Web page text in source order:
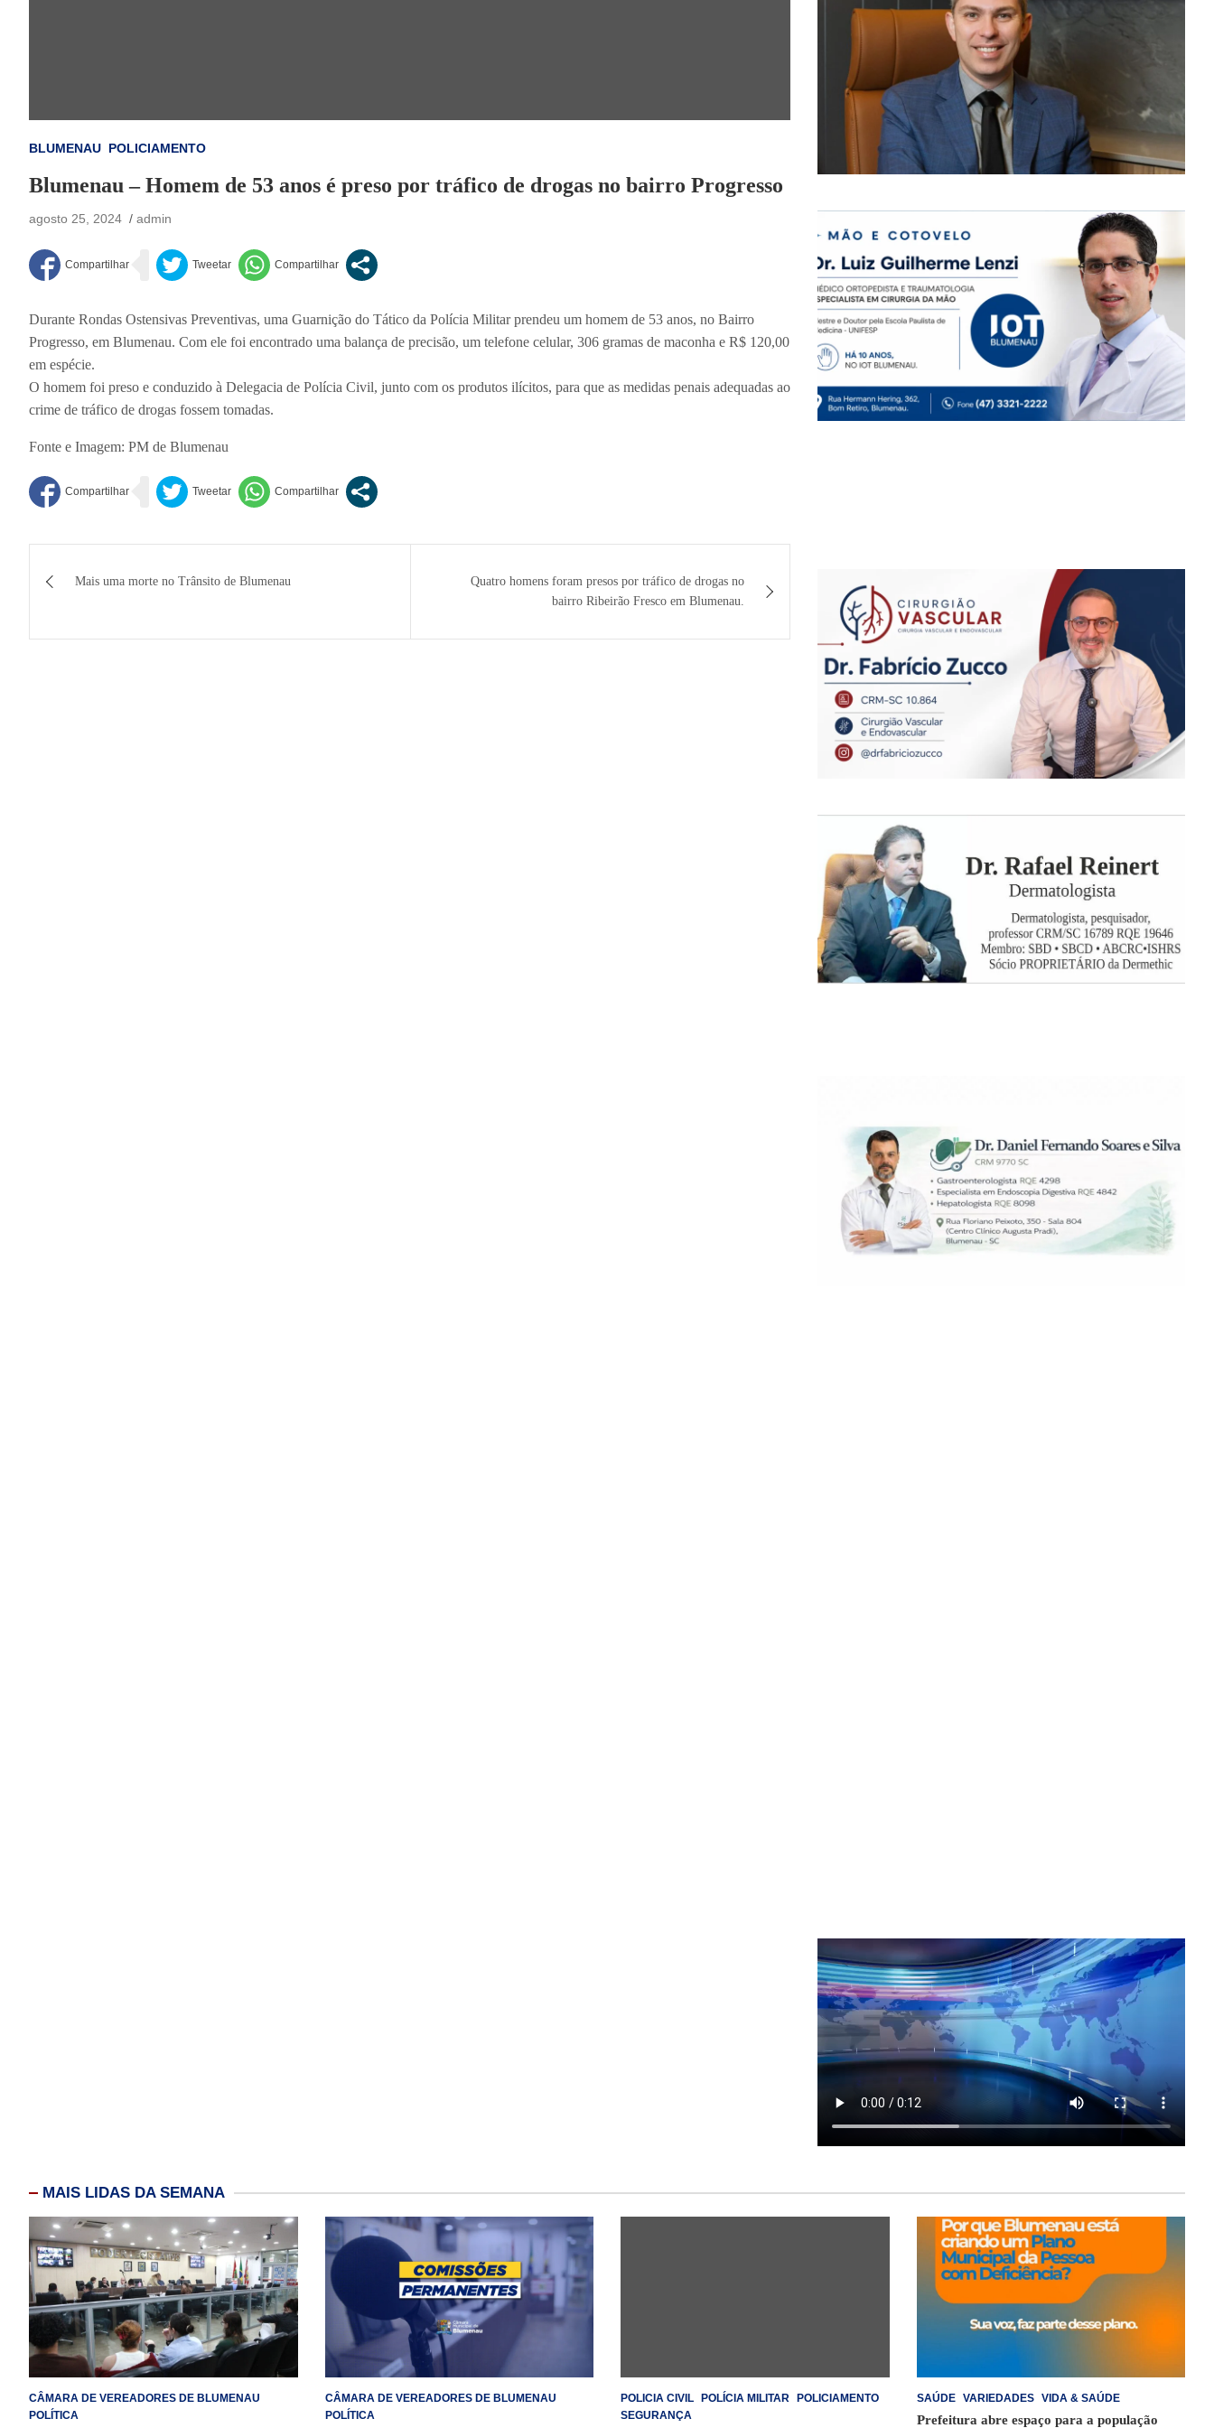
BLUMENAU POLICIAMENTO
Blumenau – Homem de 53 anos é preso por tráfico de drogas no bairro Progresso
agosto 25, 2024 admin
Durante Rondas Ostensivas Preventivas, uma Guarnição do Tático da Polícia Militar prendeu um homem de 53 anos, no Bairro
Progresso, em Blumenau. Com ele foi encontrado uma balança de precisão, um telefone celular, 306 gramas de maconha e R$ 120,00
em espécie.
O homem foi preso e conduzido à Delegacia de Polícia Civil, junto com os produtos ilícitos, para que as medidas penais adequadas ao
crime de tráfico de drogas fossem tomadas.
Fonte e Imagem: PM de Blumenau
de
Post
Mais uma morte no Trânsito de Blumenau
Quatro homens foram presos por tráfico de drogas no
bairro Ribeirão Fresco em Blumenau.
MAIS LIDAS DA SEMANA
CÂMARA DE VEREADORES DE BLUMENAU
POLÍTICA
CÂMARA DE VEREADORES DE BLUMENAU
POLÍTICA
POLICIA CIVIL POLÍCIA MILITAR
POLICIAMENTO
SEGURANÇA
SAÚDE VARIEDADES VIDA & SAÚDE
Prefeitura abre espaço para a população